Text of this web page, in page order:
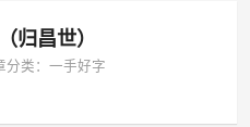
归昌世）
分类：一手好字